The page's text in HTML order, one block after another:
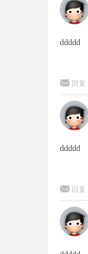
ddddd
回复
ddddd
回复